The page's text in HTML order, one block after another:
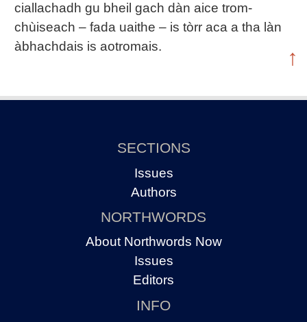
ciallachadh gu bheil gach dàn aice trom-
chùiseach – fada uaithe – is tòrr aca a tha làn
àbhachdais is aotromais.
↑
SECTIONS
Issues
Authors
NORTHWORDS
About Northwords Now
Issues
Editors
INFO